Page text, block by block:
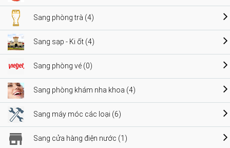
Sang phòng trà (4)
Sang sạp - Ki ốt (4)
Sang phòng vé (0)
Sang phòng khám nha khoa (4)
Sang máy móc các loại (6)
Sang cửa hàng điện nước (1)